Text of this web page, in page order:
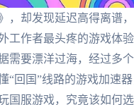
，却发现延迟高得离谱
作者最头疼的游戏体
需要漂洋过海，经过多
“回国”线路的游戏加速
服游戏，究竟该如何选